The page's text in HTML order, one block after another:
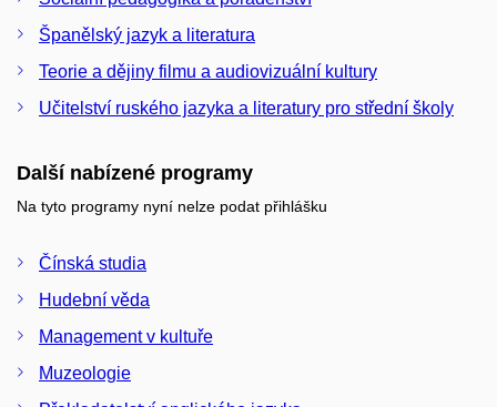
Španělský jazyk a literatura
Teorie a dějiny filmu a audiovizuální kultury
Učitelství ruského jazyka a literatury pro střední školy
Další nabízené programy
Na tyto programy nyní nelze podat přihlášku
Čínská studia
Hudební věda
Management v kultuře
Muzeologie